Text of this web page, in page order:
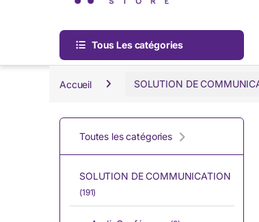
Tous Les catégories
Accueil SOLUTION DE
Toutes les catégories
SOLUTION DE COMMUNICATION
(191)